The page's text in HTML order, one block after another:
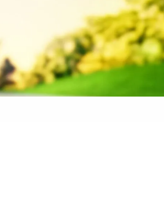
ik de maat van mijn banden
mij met bestellen